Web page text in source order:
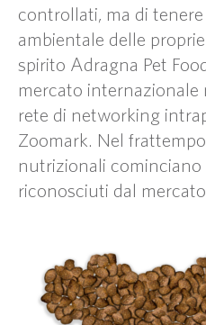
controllati, ma di tenere
ambientale delle
spirito Adragna Pet
mercato internazionale
rete di networking
Zoomark. Nel
nutrizionali cominciano
riconosciuti dal